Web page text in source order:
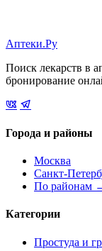
Аптеки.Ру
Поиск лекарств в
бронирование
Города и районы
Москва
Санкт-
По районам
Категории
Простуда и